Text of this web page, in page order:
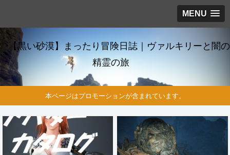
MENU
【黒い砂漠】まったり冒険日誌｜ヴァルキリーと闇の
精霊の旅
本ページはプロモーションが含まれています。